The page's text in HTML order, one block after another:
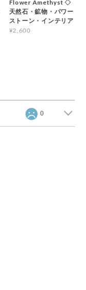
Flower Amethyst ◇
天然石・鉱物・パワー
ストーン・インテリア
¥2,600
0